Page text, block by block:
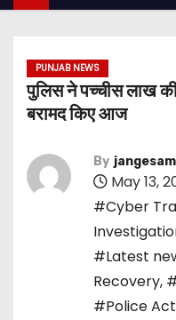
PUNJAB NEWS
पुलिस ने पच्चीस लाख
बरामद किए आज
By
May 13,
#Cyber
#Latest
Recovery,
#Police